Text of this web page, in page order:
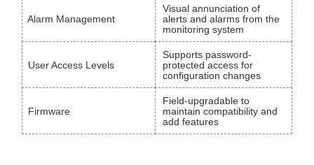
Alarm Management
Visual annunciation of
alerts and alarms from the
monitoring system
User Access Levels
Supports password-
protected access for
configuration changes
Firmware
Field-upgradable to
maintain compatibility and
add features